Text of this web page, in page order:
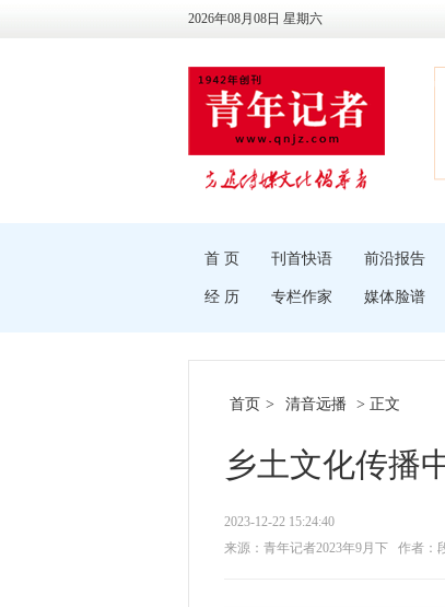
2026年08月08日 星期六
首 页 刊首快语 前沿报告
经 历 专栏作家 媒体脸谱
首页 > 清音远播 > 正文
乡土文化传播
2023-12-22 15:24:40
来源：青年记者2023年9月下
作者：